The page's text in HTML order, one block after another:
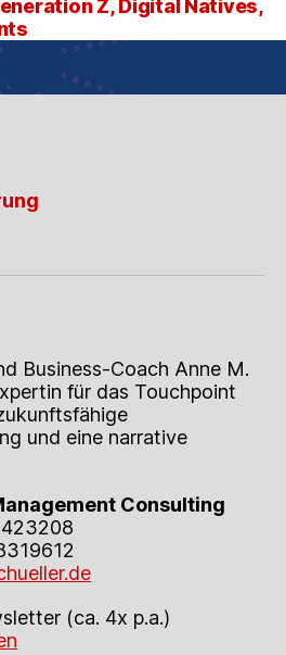
Z, Digital Natives,
Business-Coach Anne M.
für das Touchpoint
und eine narrative
Consulting
(ca. 4x p.a.)